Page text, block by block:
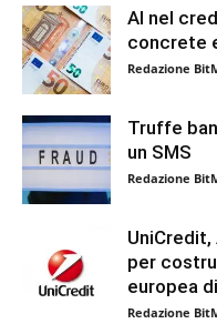
AI nel
concrete
Redazione
Truffe
un SMS
Redazione
per
europea
Redazione